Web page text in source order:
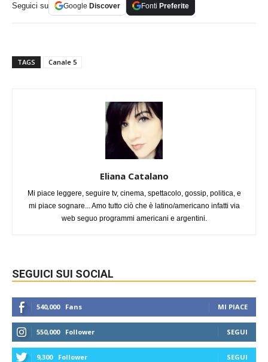
Seguici su Google Discover Fonti Preferite
TAGS Canale 5
Eliana Catalano
Mi piace leggere, seguire tv, cinema, spettacolo, gossip, politica, e
mi piace sognare... Amo tutto ciò che è latino/americano infatti via
web seguo programmi americani e argentini.
SEGUICI SUI SOCIAL
540,000 Fans MI PIACE
550,000 Follower SEGUI
9,300 Follower SEGUI